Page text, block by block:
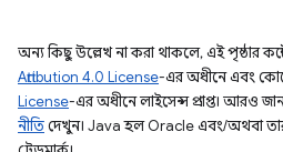
অন্য কিছু উল্লেখ না করা থাকলে, এই পৃষ্ঠার
Attribution 4.0 License-এর অধীনে এবং
License-এর অধীনে লাইসেন্স প্রাপ্ত। আরও
নীতিদেখুন। Java হল Oracle এবং/অথবা তার